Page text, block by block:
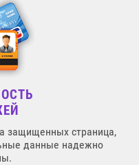
защищенных страница,
данные надежно